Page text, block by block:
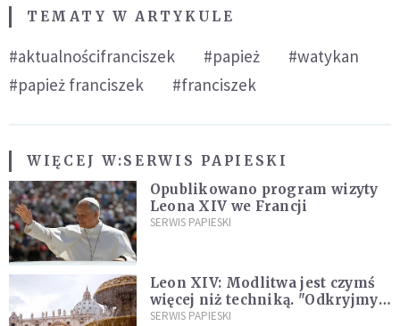
TEMATY W ARTYKULE
#aktualnościfranciszek #papież
#watykan
#papież franciszek
#franciszek
WIĘCEJ W:SERWIS PAPIESKI
Opublikowano program wizyty
Leona XIV we Francji
SERWIS PAPIESKI
Leon XIV: Modlitwa jest czymś
więcej niż techniką. "Odkryjmy
ją na nowo"
SERWIS PAPIESKI